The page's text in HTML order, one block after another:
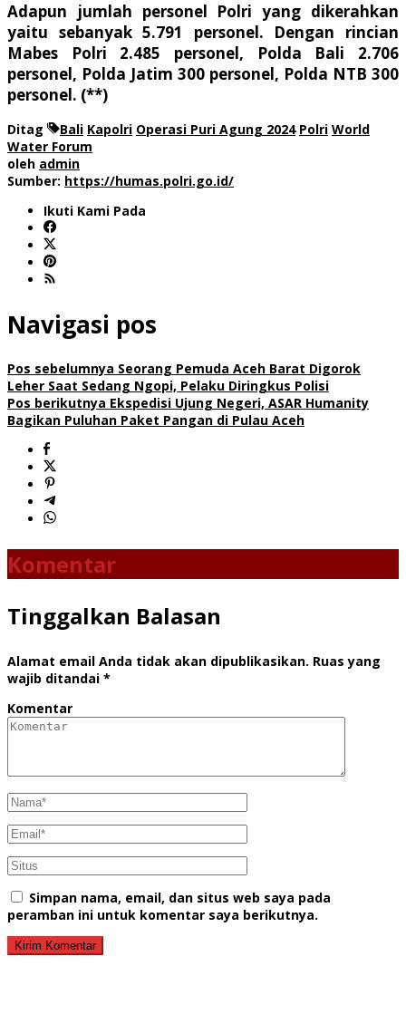
Adapun jumlah personel Polri yang dikerahkan
yaitu sebanyak 5.791 personel. Dengan rincian
Mabes Polri 2.485 personel, Polda Bali 2.706
personel, Polda Jatim 300 personel, Polda NTB 300
personel. (**)
Ditag Bali Kapolri Operasi Puri Agung 2024 Polri World
Water Forum
oleh admin
Sumber: https://humas.polri.go.id/
Ikuti Kami Pada
Navigasi pos
Pos sebelumnya Seorang Pemuda Aceh Barat Digorok
Leher Saat Sedang Ngopi, Pelaku Diringkus Polisi
Pos berikutnya Ekspedisi Ujung Negeri, ASAR Humanity
Bagikan Puluhan Paket Pangan di Pulau Aceh
Komentar
Tinggalkan Balasan
Alamat email Anda tidak akan dipublikasikan. Ruas yang
wajib ditandai *
Komentar
Simpan nama, email, dan situs web saya pada
peramban ini untuk komentar saya berikutnya.